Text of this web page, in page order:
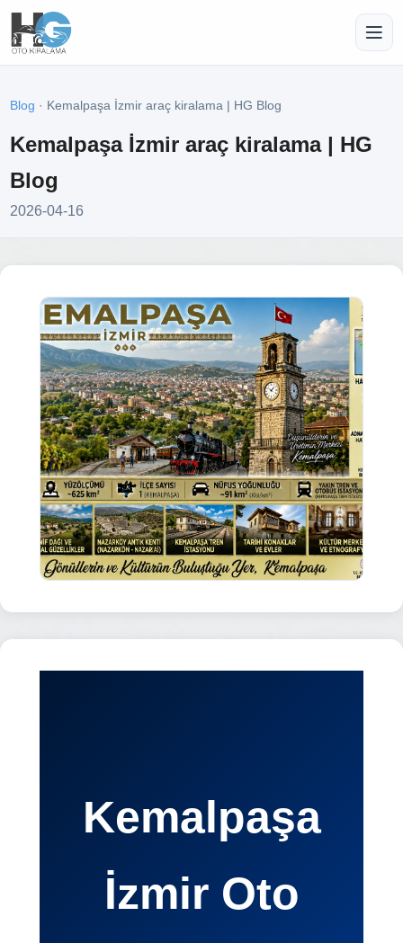
Blog · Kemalpaşa İzmir araç kiralama | HG Blog
Kemalpaşa İzmir araç kiralama | HG
Blog
2026-04-16
Kemalpaşa
İzmir Oto